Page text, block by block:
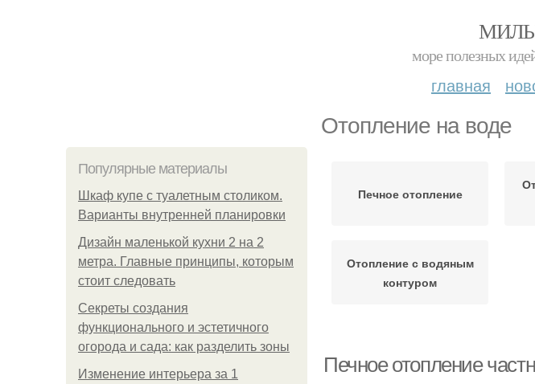
море полезных
главная
Отопление на воде
Популярные материалы
Шкаф купе с туалетным столиком.
Варианты внутренней планировки
Дизайн маленькой кухни 2 на 2
метра. Главные принципы, которым
стоит следовать
Секреты создания
функционального и эстетичного
огорода и сада: как разделить зоны
Изменение интерьера за 1
Печное отопление
Отопление с водяным
контуром
Печное отопление